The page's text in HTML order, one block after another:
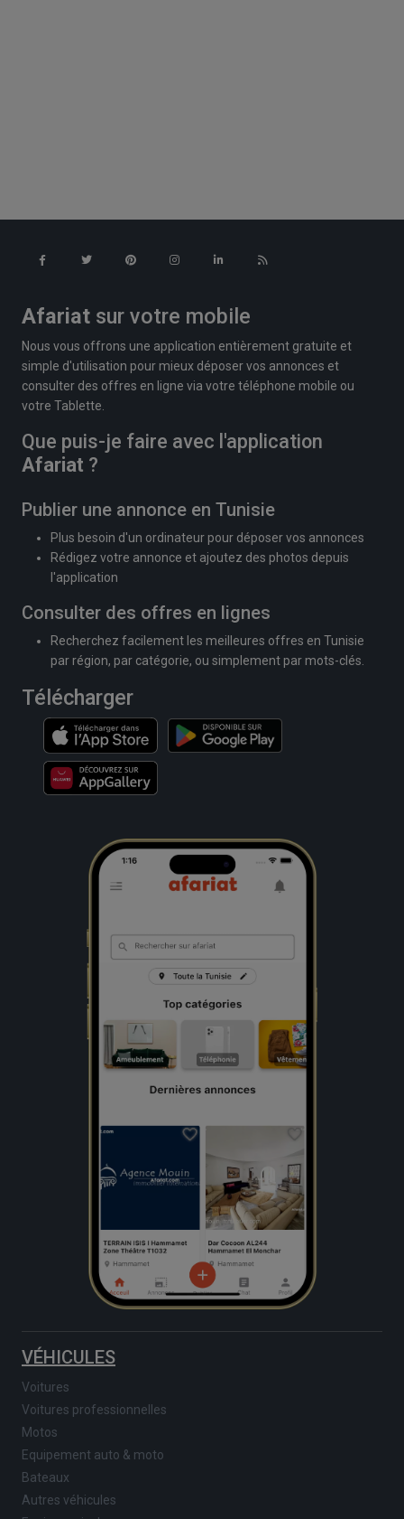
Afariat sur votre mobile
Nous vous offrons une application entièrement gratuite et
simple d'utilisation pour mieux déposer vos annonces et
consulter des offres en ligne via votre téléphone mobile ou
votre Tablette.
Que puis-je faire avec l'application
Afariat ?
Publier une annonce en Tunisie
Plus besoin d'un ordinateur pour déposer vos annonces
Rédigez votre annonce et ajoutez des photos depuis
l'application
Consulter des offres en lignes
Recherchez facilement les meilleures offres en Tunisie
par région, par catégorie, ou simplement par mots-clés.
Télécharger
VÉHICULES
Voitures
Voitures professionnelles
Motos
Equipement auto & moto
Bateaux
Autres véhicules